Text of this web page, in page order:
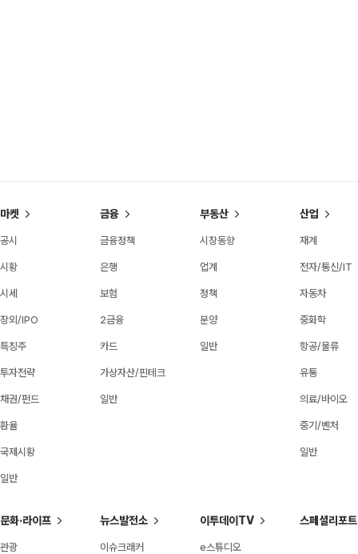
마켓
공시
시황
시세
장외/IPO
특징주
투자전략
채권/펀드
환율
국제시황
일반
금융
금융정책
은행
보험
2금융
카드
가상자산/핀테크
일반
부동산
시장동향
업계
정책
분양
일반
산업
재계
전자/통신/IT
자동차
중화학
항공/물류
유통
의료/바이오
중기/벤처
일반
문화·라이프
관광
뉴스발전소
이슈크래커
이투데이TV
e스튜디오
스페셜리포트